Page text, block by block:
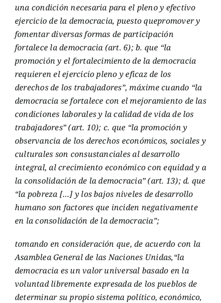
una condición necesaria para el pleno y efectivo
ejercicio de la democracia, puesto quepromover y
fomentar diversas formas de participación
fortalece la democracia (art. 6); b. que “la
promoción y el fortalecimiento de la democracia
requieren el ejercicio pleno y eficaz de los
derechos de los trabajadores”, máxime cuando “la
democracia se fortalece con el mejoramiento de las
condiciones laborales y la calidad de vida de los
trabajadores” (art. 10); c. que “la promoción y
observancia de los derechos económicos, sociales y
culturales son consustanciales al desarrollo
integral, al crecimiento económico con equidad y a
la consolidación de la democracia” (art. 13); d. que
“la pobreza […] y los bajos niveles de desarrollo
humano son factores que inciden negativamente
en la consolidación de la democracia”;
tomando en consideración que, de acuerdo con la
Asamblea General de las Naciones Unidas,“la
democracia es un valor universal basado en la
voluntad libremente expresada de los pueblos de
determinar su propio sistema político, económico,